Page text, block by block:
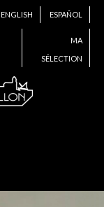
ENGLISH ESPAÑOL
MA
SÉLECTION